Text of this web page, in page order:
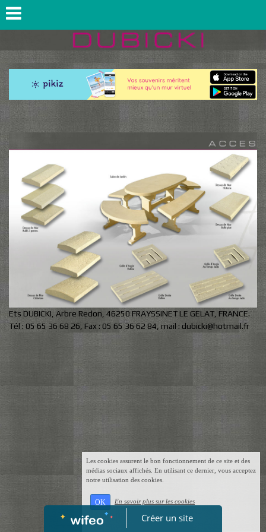
Ets DUBICKI, Arbre Redon, 46250 FRAYSSINET LE GELAT, FRANCE.
Tél : 05 65 36 68 26, Fax : 05 65 36 62 84, mail : dubicki@hotmail.fr
Créer un site
Les cookies assurent le bon fonctionnement de ce site et des
médias sociaux affichés. En utilisant ce dernier, vous acceptez
notre utilisation des cookies.
OK En savoir plus sur les cookies